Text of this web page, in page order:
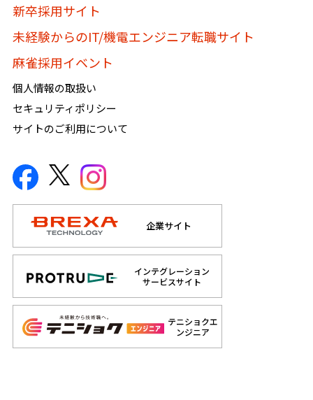
新卒採用サイト
未経験からのIT/機電エンジニア転職サイト
麻雀採用イベント
個人情報の取扱い
セキュリティポリシー
サイトのご利用について
企業サイト
インテグレーション
サービスサイト
テニショクエ
ンジニア